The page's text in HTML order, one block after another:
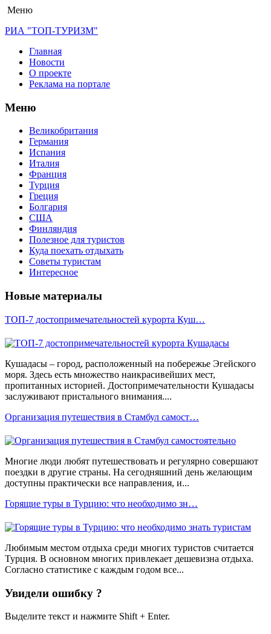
Меню
РИА "ТОП-ТУРИЗМ"
Главная
Новости
О проекте
Реклама на портале
Меню
Великобритания
Германия
Испания
Италия
Франция
Турция
Греция
Болгария
США
Финляндия
Полезное для туристов
Куда поехать отдыхать
Советы туристам
Интересное
Новые материалы
ТОП-7 достопримечательностей курорта Куш…
Кушадасы – город, расположенный на побережье Эгейского
моря. Здесь есть множество наикрасивейших мест,
пропитанных историей. Достопримечательности Кушадасы
заслуживают пристального внимания....
Организация путешествия в Стамбул самост…
Многие люди любят путешествовать и регулярно совершают
поездки в другие страны. На сегодняшний день желающим
доступны практически все направления, и...
Горящие туры в Турцию: что необходимо зн…
Любимым местом отдыха среди многих туристов считается
Турция. В основном многих привлекает дешевизна отдыха.
Согласно статистике с каждым годом все...
Увидели ошибку ?
Выделите текст и нажмите Shift + Enter.